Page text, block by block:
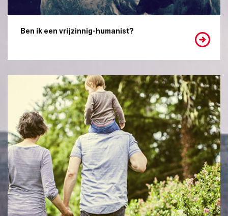
Ben ik een vrijzinnig-humanist?